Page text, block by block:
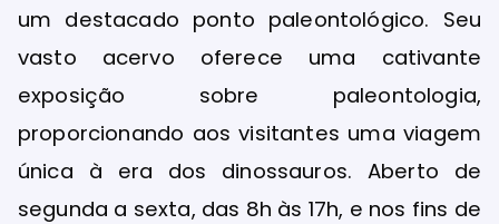
um destacado ponto paleontológico. Seu
vasto acervo oferece uma cativante
exposição sobre paleontologia,
proporcionando aos visitantes uma viagem
única à era dos dinossauros. Aberto de
segunda a sexta, das 8h às 17h, e nos fins de